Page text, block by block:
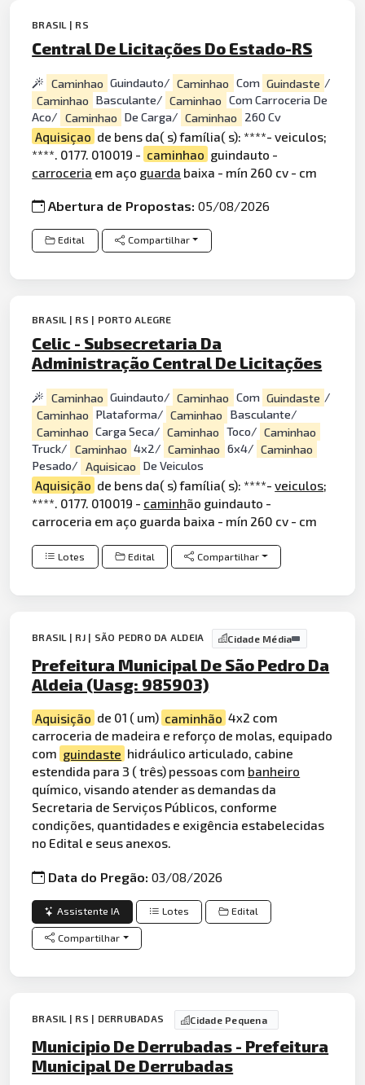
BRASIL | RS
Central De Licitações Do Estado-RS
Caminhao Guindauto/ Caminhao Com Guindaste /
Caminhao Basculante/ Caminhao Com Carroceria De
Aco/ Caminhao De Carga/ Caminhao 260 Cv
Aquisiçao de bens da( s) família( s): ****- veiculos;
****. 0177. 010019 - caminhao guindauto -
carroceria em aço guarda baixa - mín 260 cv - cm
Abertura de Propostas:05/08/2026
Edital Compartilhar
BRASIL | RS | PORTO ALEGRE
Celic - Subsecretaria Da
Administração Central De Licitações
Caminhao Guindauto/ Caminhao Com Guindaste /
Caminhao Plataforma/ Caminhao
Basculante/
Caminhao Carga Seca/ Caminhao Toco/ Caminhao
Truck/ Caminhao 4x2/ Caminhao 6x4/ Caminhao
Pesado/
Aquisicao De Veiculos
Aquisição de bens da( s) família( s): ****-veiculos;
****. 0177. 010019 - caminhão guindauto -
carroceria em aço guarda baixa - mín 260 cv - cm
Lotes Edital Compartilhar
BRASIL | RJ | SÃO PEDRO DA ALDEIA Cidade Média
Prefeitura Municipal De São Pedro Da
Aldeia (Uasg: 985903)
Aquisição de 01 ( um) caminhão 4x2 com
carroceria de madeira e reforço de molas, equipado
com guindaste hidráulico articulado, cabine
estendida para 3 ( três) pessoas com banheiro
químico, visando atender as demandas da
Secretaria de Serviços Públicos, conforme
condições, quantidades e exigência estabelecidas
no Edital e seus anexos.
Data do Pregão:03/08/2026
Assistente IA Lotes Edital
Compartilhar
BRASIL | RS | DERRUBADAS Cidade Pequena
Municipio De Derrubadas - Prefeitura
Municipal De Derrubadas